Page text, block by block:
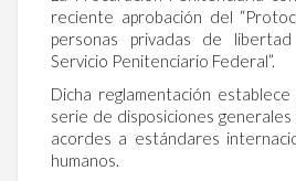
reciente aprobación del
personas privadas de
Servicio Penitenciario Federal”.
Dicha reglamentación
serie de disposiciones
acordes a estándares
humanos.